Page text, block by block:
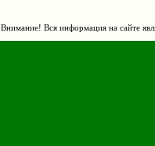
Внимание! Вся информация на сайте